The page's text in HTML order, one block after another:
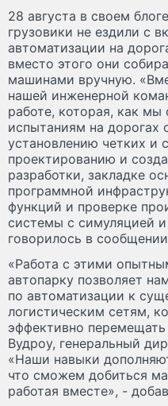
28 августа в своем
грузовики не ездили с
автоматизации на
вместо этого они
машинами вручную.
нашей инженерной
работе, которая, как мы
испытаниям на дорогах
установлению четких и
проектированию и
разработки, закладке
программной
функций и проверке
системы с симуляцией
говорилось в
«Работа с этими
автопарку позволяет
по автоматизации к
логистическим сетям,
эффективно
Вудроу, генеральный
«Наши навыки
что сможем добиться
работая вместе», -